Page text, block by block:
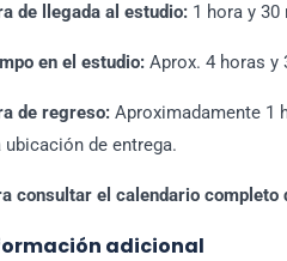
de llegada al estudio: 1 hora y
en el estudio: Aprox. 4 horas y
de regreso: Aproximadamente 1
ubicación de entrega.
consultar el calendario
adicional